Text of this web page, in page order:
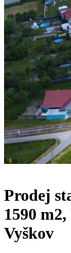
Prodej
1590
Vyškov